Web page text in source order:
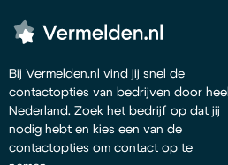
Bij Vermelden.nl vind jij snel de
contactopties van bedrijven door heel
Nederland. Zoek het bedrijf op dat jij
nodig hebt en kies een van de
contactopties om contact op te